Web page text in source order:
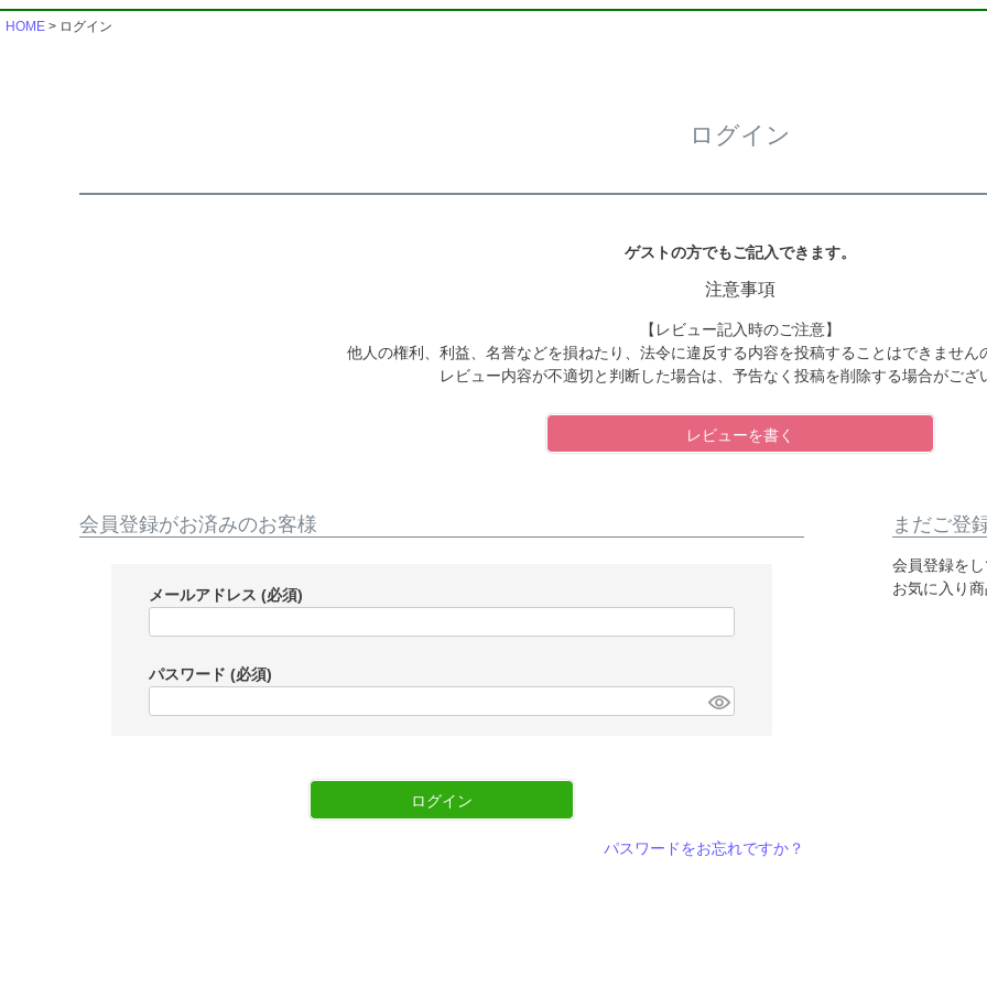
HOME ログイン
ログイン
ゲストの方でもご記入できます。
注意事項
【レビュー記入時のご注意】
他人の権利、利益、名誉などを損ねたり、法令に違反する内容を投稿することはできません
レビュー内容が不適切と判断した場合は、予告なく投稿を削除する場合がござ
レビューを書く
会員登録がお済みのお客様
メールアドレス (必須)
パスワード (必須)
ログイン
パスワードをお忘れですか？
まだご登
会員登録を
お気に入り